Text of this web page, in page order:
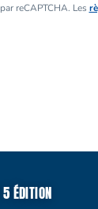
reCAPTCHA. Les
ÉDITION